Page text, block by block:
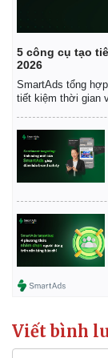
5 công cụ tạo
2026
SmartAds tổng
tiết kiệm thời gian
Viết bình